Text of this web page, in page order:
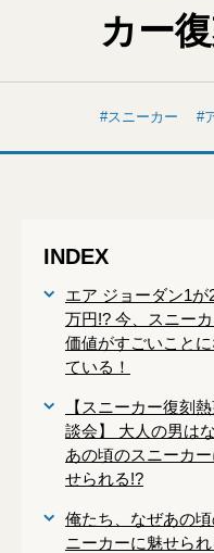
カー
スニーカー
INDEX
エア ジョーダン1が
万円!? 今、スニー
価値がすごいことに
ている！
【スニーカー復刻
談会】 大人の男はな
あの頃のスニーカ
せられる!?
俺たち、なぜあの頃
ニーカーに魅せら